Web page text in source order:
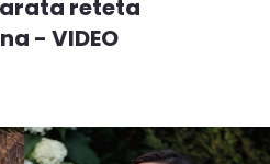
reteta
- VIDEO